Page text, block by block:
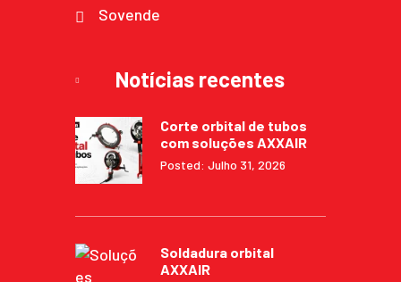
Sovende
Notícias recentes
Corte orbital de tubos
com soluções AXXAIR
Posted: Julho 31, 2026
Soldadura orbital
AXXAIR